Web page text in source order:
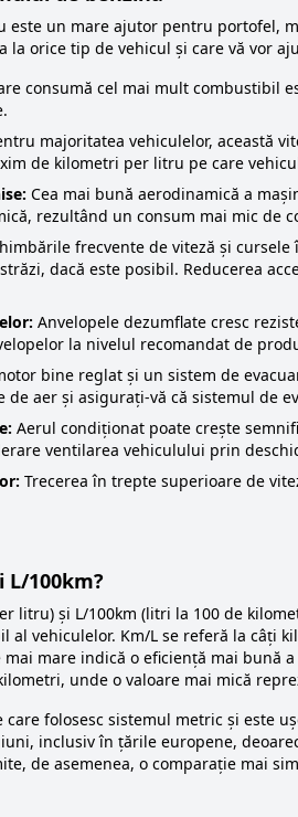
un mare ajutor pentru portofel,
orice tip de vehicul și care vă vor
consumă cel mai mult combustibil
majoritatea vehiculelor, această
de kilometri per litru pe care
Cea mai bună aerodinamică a
rezultând un consum mai mic de
frecvente de viteză și
dacă este posibil. Reducerea
Anvelopele dezumflate cresc
la nivelul recomandat de
bine reglat și un sistem de
aer și asigurați-vă că sistemul de
Aerul condiționat poate crește
ventilarea vehiculului prin
Trecerea în trepte superioare de
100km?
litru) și L/100km (litri la 100 de
al vehiculelor. Km/L se referă la câți
mare indică o eficiență mai bună
unde o valoare mai mică
folosesc sistemul metric și este
inclusiv în țările europene,
de asemenea, o comparație mai